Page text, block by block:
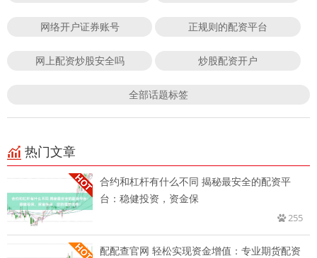
网络开户证券账号 正规则的配资平台
网上配资炒股安全吗 炒股配资开户
全部话题标签
热门文章
合约和杠杆有什么不同 揭秘最安全的配资平
台：稳健投资，资金保
255
配配查官网 轻松实现资金增值：专业期货配资